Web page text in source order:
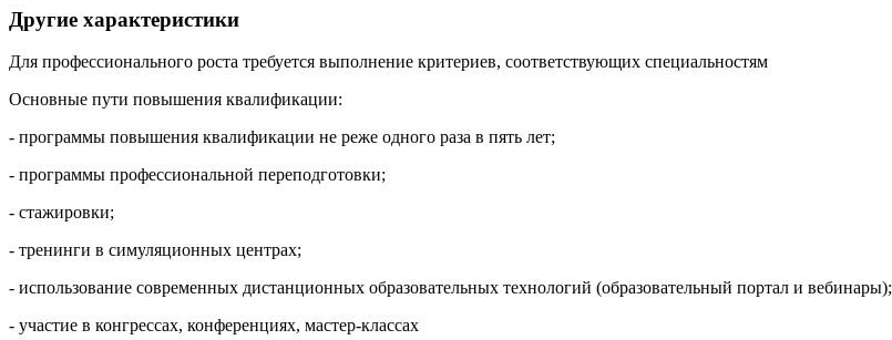
Другие характеристики
Для профессионального роста требуется выполнение критериев, соответствующих специальностям
Основные пути повышения квалификации:
- программы повышения квалификации не реже одного раза в пять лет;
- программы профессиональной переподготовки;
- стажировки;
- тренинги в симуляционных центрах;
- использование современных дистанционных образовательных технологий (образовательный портал и вебинары);
- участие в конгрессах, конференциях, мастер-классах